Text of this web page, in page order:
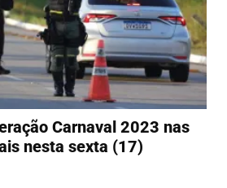
Carnaval 2023 nas
nesta sexta (17)